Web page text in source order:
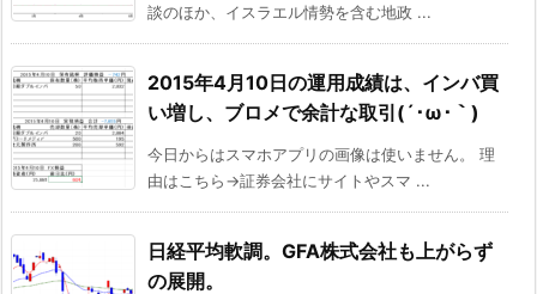
談のほか、イスラエル情勢を含む地政 ...
2015年4月10日の運用成績は、インバ買
い増し、ブロメで余計な取引(´･ω･｀)
今日からはスマホアプリの画像は使いません。 理
由はこちら→証券会社にサイトやスマ ...
日経平均軟調。GFA株式会社も上がらず
の展開。